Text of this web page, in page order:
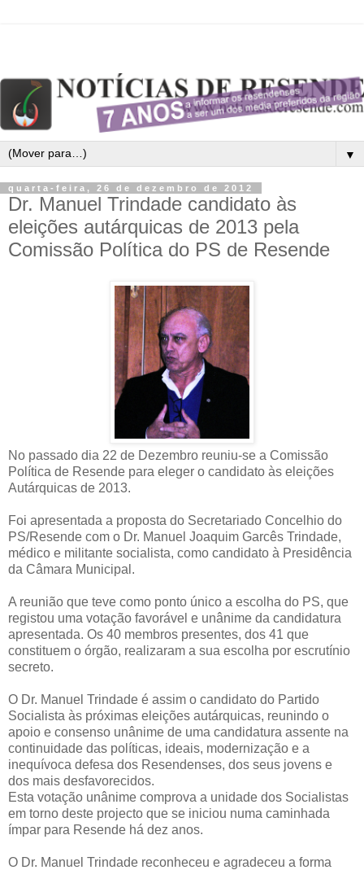
▼
quarta-feira, 26 de dezembro de 2012
Dr. Manuel Trindade candidato às
eleições autárquicas de 2013 pela
Comissão Política do PS de Resende
No passado dia 22 de Dezembro reuniu-se a Comissão
Política de Resende para eleger o candidato às eleições
Autárquicas de 2013.
Foi apresentada a proposta do Secretariado Concelhio do
PS/Resende com o Dr. Manuel Joaquim Garcês Trindade,
médico e militante socialista, como candidato à Presidência
da Câmara Municipal.
A reunião que teve como ponto único a escolha do PS, que
registou uma votação favorável e unânime da candidatura
apresentada. Os 40 membros presentes, dos 41 que
constituem o órgão, realizaram a sua escolha por escrutínio
secreto.
O Dr. Manuel Trindade é assim o candidato do Partido
Socialista às próximas eleições autárquicas, reunindo o
apoio e consenso unânime de uma candidatura assente na
continuidade das políticas, ideais, modernização e a
inequívoca defesa dos Resendenses, dos seus jovens e
dos mais desfavorecidos.
Esta votação unânime comprova a unidade dos Socialistas
em torno deste projecto que se iniciou numa caminhada
ímpar para Resende há dez anos.
O Dr. Manuel Trindade reconheceu e agradeceu a forma